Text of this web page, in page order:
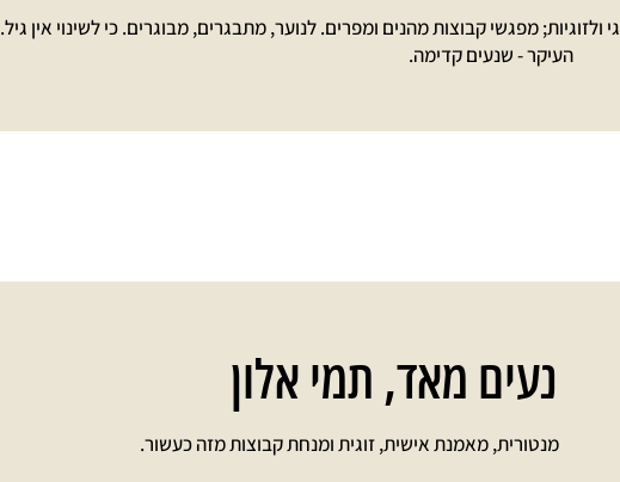
ולזוגיות; מפגשי קבוצות מהנים ומפרים. לנוער, מתבגרים, מבוגרים. כי לשינוי אין גיל.
העיקר - שנעים קדימה.
תמי אלוןנעים מאד,
מנטורית, מאמנת אישית, זוגית ומנחת קבוצות מזה כעשור.